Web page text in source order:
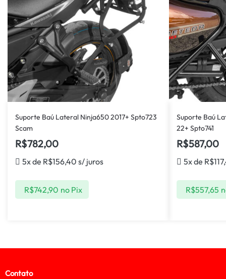
Suporte Baú Lateral Ninja650 2017+ Spto723
Scam
R$782,00
5x de R$156,40 s/ juros
R$742,90 no Pix
Suporte Baú
22+ Spto741
R$587,00
5x de R$
R$557,65
Contato